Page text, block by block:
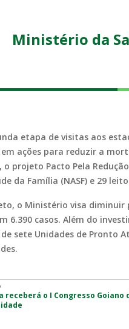
Ministério da
etapa de visitas aos
em ações para reduzir a
o projeto Pacto Pela
da Família (NASF) e 29
o Ministério visa
6.390 casos. Além do
sete Unidades de Pronto
receberá o I Congresso Goiano